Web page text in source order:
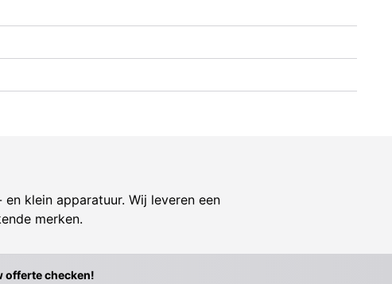
klein apparatuur. Wij leveren een
merken.
offerte checken!